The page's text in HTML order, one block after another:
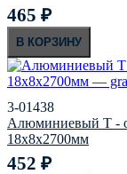
465 ₽
В КОРЗИНУ
3-01438
Алюминиевый Т -
18х8х2700мм
452 ₽